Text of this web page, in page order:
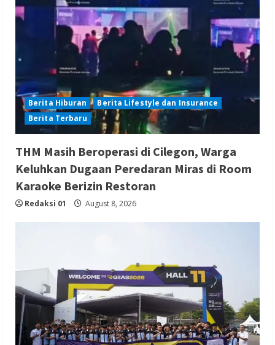
Berita Hiburan
Berita Lifestyle dan Insurance
Berita Terbaru
THM Masih Beroperasi di Cilegon, Warga
Keluhkan Dugaan Peredaran Miras di Room
Karaoke Berizin Restoran
Redaksi 01 August 8, 2026